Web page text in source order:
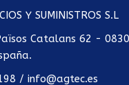
Y SUMINISTROS S.L
Catalans 62 -
/ info@agtec.es